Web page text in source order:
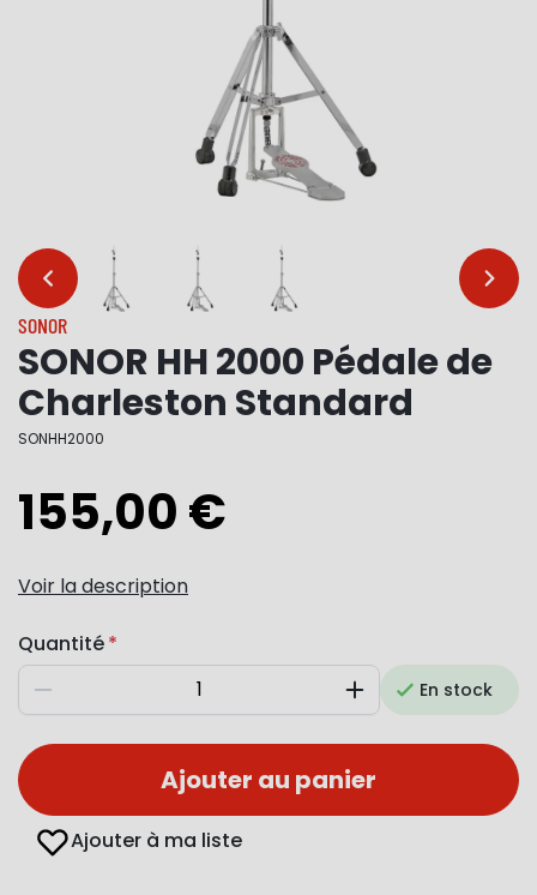
… …
SONOR
SONOR HH 2000 Pédale de
Charleston Standard
SONHH2000
155,00 €
Voir la description
Quantité
Diminuer AugmenterEn stock
Ajouter au panier
Ajouter à ma liste